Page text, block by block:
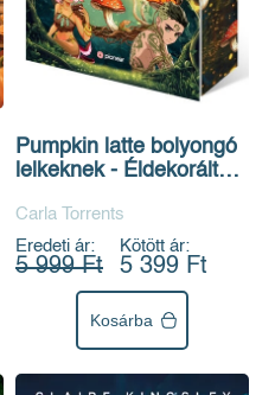
Pumpkin latte bolyongó
lelkeknek - Éldekorált
Carla Torrents
Eredeti ár:
5 999 Ft
Kötött ár:
5 399 Ft
Kosárba